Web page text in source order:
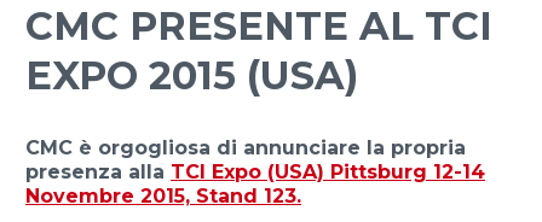
CMC PRESENTE AL TCI
EXPO 2015 (USA)
CMC è orgogliosa di annunciare la propria
presenza alla TCI Expo (USA) Pittsburg 12-14
Novembre 2015, Stand 123.